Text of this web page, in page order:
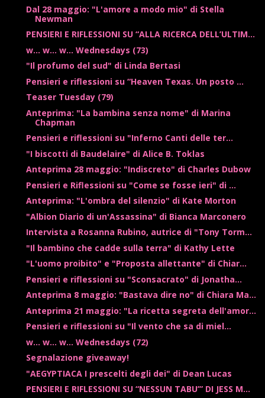
Dal 28 maggio: "L'amore a modo mio" di Stella
Newman
PENSIERI E RIFLESSIONI SU “ALLA RICERCA DELL’ULTIM...
w... w... w... Wednesdays (73)
"Il profumo del sud" di Linda Bertasi
Pensieri e riflessioni su “Heaven Texas. Un posto ...
Teaser Tuesday (79)
Anteprima: "La bambina senza nome" di Marina
Chapman
Pensieri e riflessioni su "Inferno Canti delle ter...
"I biscotti di Baudelaire" di Alice B. Toklas
Anteprima 28 maggio: "Indiscreto" di Charles Dubow
Pensieri e Riflessioni su "Come se fosse ieri" di ...
Anteprima: "L'ombra del silenzio" di Kate Morton
"Albion Diario di un'Assassina" di Bianca Marconero
Intervista a Rosanna Rubino, autrice di "Tony Torm...
"Il bambino che cadde sulla terra" di Kathy Lette
"L'uomo proibito" e "Proposta allettante" di Chiar...
Pensieri e riflessioni su "Sconsacrato" di Jonatha...
Anteprima 8 maggio: "Bastava dire no" di Chiara Ma...
Anteprima 21 maggio: "La ricetta segreta dell'amor...
Pensieri e riflessioni su "Il vento che sa di miel...
w... w... w... Wednesdays (72)
Segnalazione giveaway!
"AEGYPTIACA I prescelti degli dei" di Dean Lucas
PENSIERI E RIFLESSIONI SU “NESSUN TABU’” DI JESS M...